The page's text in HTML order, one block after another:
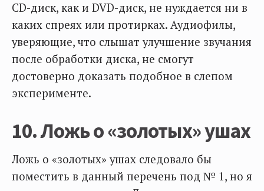
CD-диск, как и DVD-диск, не нуждается ни в
каких спреях или протирках. Аудиофилы,
уверяющие, что слышат улучшение звучания
после обработки диска, не смогут
достоверно доказать подобное в слепом
эксперименте.
10. Ложь о «золотых» ушах
Ложь о «золотых» ушах следовало бы
поместить в данный перечень под № 1, но я